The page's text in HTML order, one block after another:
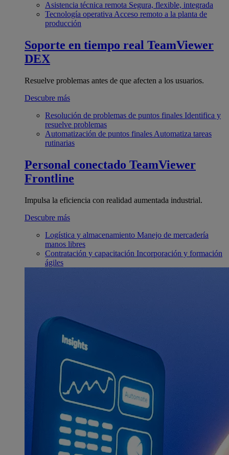
Asistencia técnica remota Segura, flexible, integrada
Tecnología operativa Acceso remoto a la planta de
producción
Soporte en tiempo real TeamViewer
DEX
Resuelve problemas antes de que afecten a los usuarios.
Descubre más
Resolución de problemas de puntos finales Identifica y
resuelve problemas
Automatización de puntos finales Automatiza tareas
rutinarias
Personal conectado TeamViewer
Frontline
Impulsa la eficiencia con realidad aumentada industrial.
Descubre más
Logística y almacenamiento Manejo de mercadería
manos libres
Contratación y capacitación Incorporación y formación
ágiles